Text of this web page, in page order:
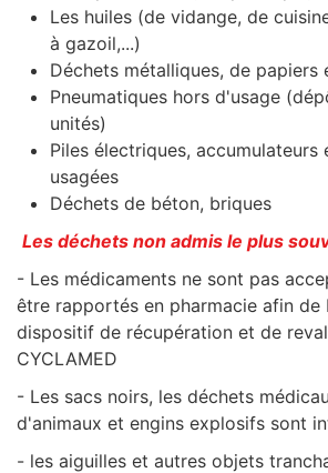
Les huiles (de vidange, de
à gazoil,...)
Déchets métalliques, de papiers
Pneumatiques hors d'usage
unités)
Piles électriques, accumulateurs
usagées
Déchets de béton, briques
Les déchets non admis le plus
- Les médicaments ne sont pas
être rapportés en pharmacie afin de
dispositif de récupération et de
CYCLAMED
- Les sacs noirs, les déchets
d'animaux et engins explosifs sont
- les aiguilles et autres objets